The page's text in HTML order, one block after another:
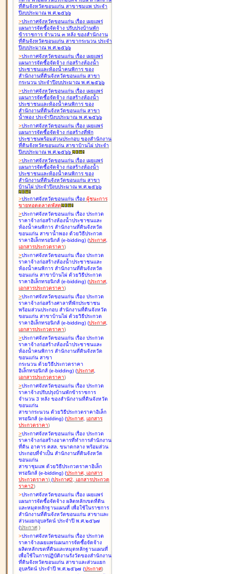
ที่ดินจังหวัดขอนแก่น สาขาชุมแพ ประจำ
ปีงบประมาณ พ.ศ.๒๕๖๖
>ประกาศจังหวัดขอนแก่น เรื่อง เผยแพร่
แผนการจัดซื้อจัดจ้าง ปรับปรุงบ้านพัก
ข้าราชการ จำนวน ๓ หลัง ของสำนักงาน
ที่ดินจังหวัดขอนแก่น สาขากระนวน ประจำ
ปีงบประมาณ พ.ศ.๒๕๖๖
>ประกาศจังหวัดขอนแก่น เรื่อง เผยแพร่
แผนการจัดซื้อจัดจ้าง ก่อสร้างห้องน้ำ
ประชาชนและห้องน้ำคนพิการ ของ
สำนักงานที่ดินจังหวัดขอนแก่น สาขา
กระนวน ประจำปีงบประมาณ พ.ศ.๒๕๖๖
>ประกาศจังหวัดขอนแก่น เรื่อง เผยแพร่
แผนการจัดซื้อจัดจ้าง ก่อสร้างห้องน้ำ
ประชาชนและห้องน้ำคนพิการ ของ
สำนักงานที่ดินจังหวัดขอนแก่น สาขา
น้ำพอง ประจำปีงบประมาณ พ.ศ.๒๕๖๖
>ประกาศจังหวัดขอนแก่น เรื่อง เผยแพร่
แผนการจัดซื้อจัดจ้าง ก่อสร้างที่พัก
ประชาชนพร้อมส่วนประกอบ ของสำนักงาน
ที่ดินจังหวัดขอนแก่น สาขาบ้านไผ่ ประจำ
ปีงบประมาณ พ.ศ.๒๕๖๖
>ประกาศจังหวัดขอนแก่น เรื่อง เผยแพร่
แผนการจัดซื้อจัดจ้าง ก่อสร้างห้องน้ำ
ประชาชนและห้องน้ำคนพิการ ของ
สำนักงานที่ดินจังหวัดขอนแก่น สาขา
บ้านไผ่ ประจำปีงบประมาณ พ.ศ.๒๕๖๖
>ประกาศจังหวัดขอนแก่น เรื่อง ผู้ชนะการ
ขายทอดตลาดพัสดุ
>ประกาศจังหวัดขอนแก่น เรื่อง ประกวด
ราคาจ้างก่อสร้างห้องน้ำประชาชนและ
ห้องน้ำคนพิการ สำนักงานที่ดินจังหวัด
ขอนแก่น สาขาน้ำพอง ด้วยวิธีประกวด
ราคาอิเล็กทรอนิกส์ (e-bidding) (ประกาศ,
เอกสารประกวดราคา)
>ประกาศจังหวัดขอนแก่น เรื่อง ประกวด
ราคาจ้างก่อสร้างห้องน้ำประชาชนและ
ห้องน้ำคนพิการ สำนักงานที่ดินจังหวัด
ขอนแก่น สาขาบ้านไผ่ ด้วยวิธีประกวด
ราคาอิเล็กทรอนิกส์ (e-bidding) (ประกาศ,
เอกสารประกวดราคา)
>ประกาศจังหวัดขอนแก่น เรื่อง ประกวด
ราคาจ้างก่อสร้างศาลาที่พักประชาชน
พร้อมส่วนประกอบ สำนักงานที่ดินจังหวัด
ขอนแก่น สาขาบ้านไผ่ ด้วยวิธีประกวด
ราคาอิเล็กทรอนิกส์ (e-bidding) (ประกาศ,
เอกสารประกวดราคา)
>ประกาศจังหวัดขอนแก่น เรื่อง ประกวด
ราคาจ้างก่อสร้างห้องน้ำประชาชนและ
ห้องน้ำคนพิการ สำนักงานที่ดินจังหวัด
ขอนแก่น สาขา
กระนวน ด้วยวิธีประกวดราคา
อิเล็กทรอนิกส์ (e-bidding) (ประกาศ,
เอกสารประกวดราคา)
>ประกาศจังหวัดขอนแก่น เรื่อง ประกวด
ราคาจ้างปรับปรุงบ้านพักข้าราชการ
จำนวน 3 หลัง ของสำนักงานที่ดินจังหวัด
ขอนแก่น
สาขากระนวน ด้วยวิธีประกวดราคาอิเล็ก
ทรอนิกส์ (e-bidding) (ประกาศ, เอกสาร
ประกวดราคา)
>ประกาศจังหวัดขอนแก่น เรื่อง ประกวด
ราคาจ้างก่อสร้างอาคารที่ทำการสำนักงาน
ที่ดิน อาคาร คสล. ขนาดกลาง พร้อมส่วน
ประกอบที่จำเป็น สำนักงานที่ดินจังหวัด
ขอนแก่น
สาขาชุมแพ ด้วยวิธีประกวดราคาอิเล็ก
ทรอนิกส์ (e-bidding) (ประกาศ, เอกสาร
ประกวดราคา) (ประกาศ2, เอกสารประกวด
ราคา2)
>ประกาศจังหวัดขอนแก่น เรื่อง เผยแพร่
แผนการจัดซื้อจัดจ้าง ผลิตหลักเขตที่ดิน
และหมุดหลักฐานแผนที่ เพื่อใช้ในราชการ
สำนักงานที่ดินจังหวัดขอนแก่น สาขาและ
ส่วนแยกอุบลรัตน์ ประจำปี พ.ศ.๒๕๖๗
(ประกาศ )
>ประกาศจังหวัดขอนแก่น เรื่อง ประกวด
ราคาจ้างเผยแพร่แผนการจัดซื้อจัดจ้าง
ผลิตหลักเขตที่ดินและหมุดหลักฐานแผนที่
เพื่อใช้ในการปฏิบัติงานรังวัดของสำนักงาน
ที่ดินจังหวัดขอนแก่น สาขาและส่วนแยก
อุบลรัตน์ ประจำปี พ.ศ.๒๕๖๗ (ประกาศ)